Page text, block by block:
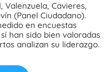
Valenzuela, Cavieres,
(Panel Ciudadano).
en encuestas
han sido bien valoradas
analizan su liderazgo.